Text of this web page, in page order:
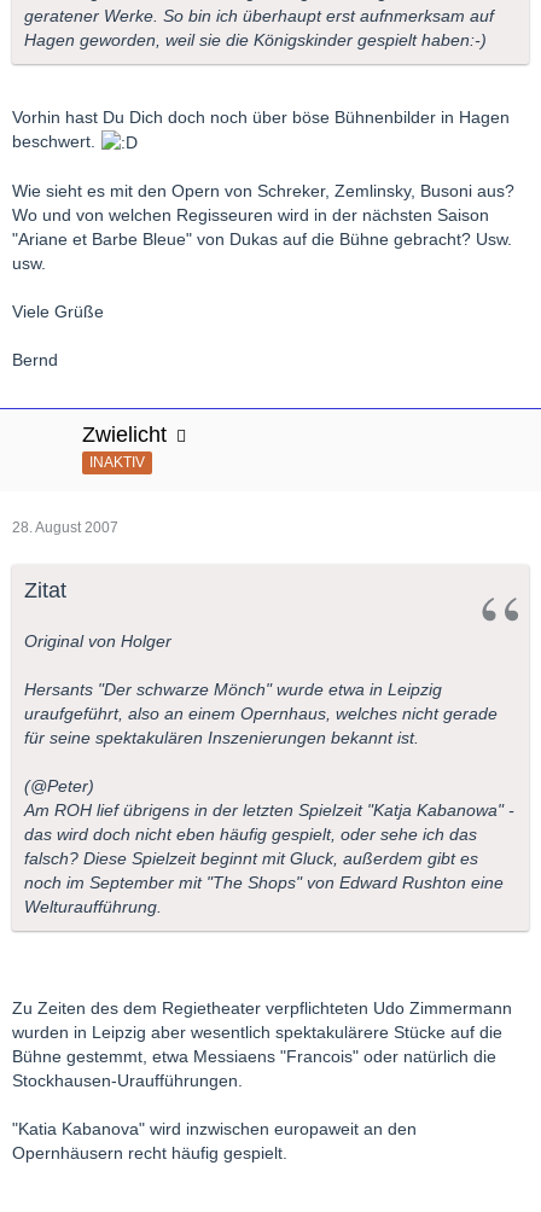
geratener Werke. So bin ich überhaupt erst aufnmerksam auf
Hagen geworden, weil sie die Königskinder gespielt haben:-)
Vorhin hast Du Dich doch noch über böse Bühnenbilder in Hagen
beschwert.
Wie sieht es mit den Opern von Schreker, Zemlinsky, Busoni aus?
Wo und von welchen Regisseuren wird in der nächsten Saison
"Ariane et Barbe Bleue" von Dukas auf die Bühne gebracht? Usw.
usw.
Viele Grüße
Bernd
Zwielicht
INAKTIV
28. August 2007
Zitat
Original von Holger
Hersants "Der schwarze Mönch" wurde etwa in Leipzig
uraufgeführt, also an einem Opernhaus, welches nicht gerade
für seine spektakulären Inszenierungen bekannt ist.
(@Peter)
Am ROH lief übrigens in der letzten Spielzeit "Katja Kabanowa" -
das wird doch nicht eben häufig gespielt, oder sehe ich das
falsch? Diese Spielzeit beginnt mit Gluck, außerdem gibt es
noch im September mit "The Shops" von Edward Rushton eine
Welturaufführung.
Zu Zeiten des dem Regietheater verpflichteten Udo Zimmermann
wurden in Leipzig aber wesentlich spektakulärere Stücke auf die
Bühne gestemmt, etwa Messiaens "Francois" oder natürlich die
Stockhausen-Uraufführungen.
"Katia Kabanova" wird inzwischen europaweit an den
Opernhäusern recht häufig gespielt.